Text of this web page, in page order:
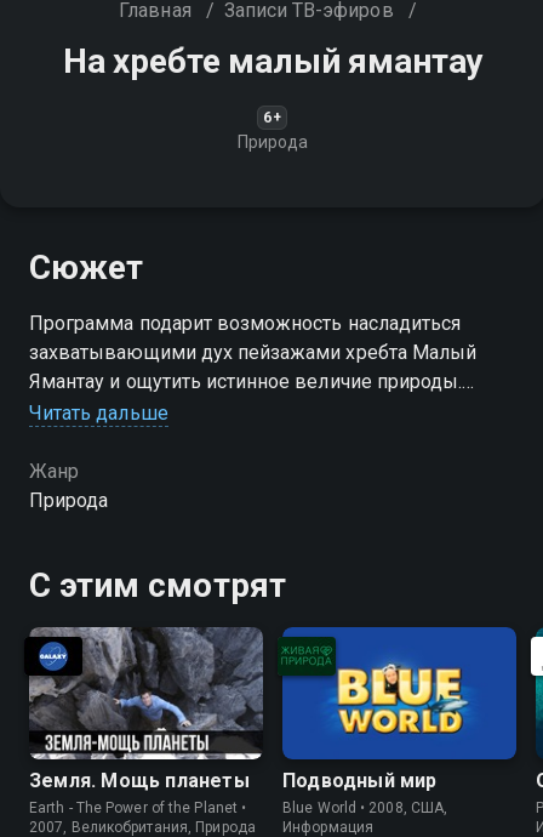
Главная / Записи ТВ-эфиров /
На хребте малый ямантау
6+
Природа
Сюжет
Программа подарит возможность насладиться
захватывающими дух пейзажами хребта Малый
Ямантау и ощутить истинное величие природы.
Присоединяйтесь к нам, чтобы открыть для себя
Читать дальше
Жанр
Природа
С этим смотрят
Земля. Мощь планеты
Earth - The Power of the Planet •
2007, Великобритания, Природа
Подводный мир
Blue World • 2008, США,
Информация